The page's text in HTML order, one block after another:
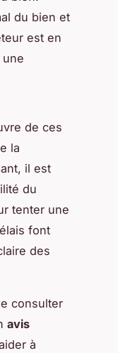
du bien et
est en
de ces
la
il est
du
tenter une
font
des
consulter
avis
à